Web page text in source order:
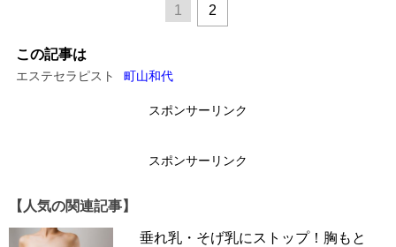
1 2
この記事は
エステセラピスト 町山和代
スポンサーリンク
スポンサーリンク
【人気の関連記事】
垂れ乳・そげ乳にストップ！胸もと